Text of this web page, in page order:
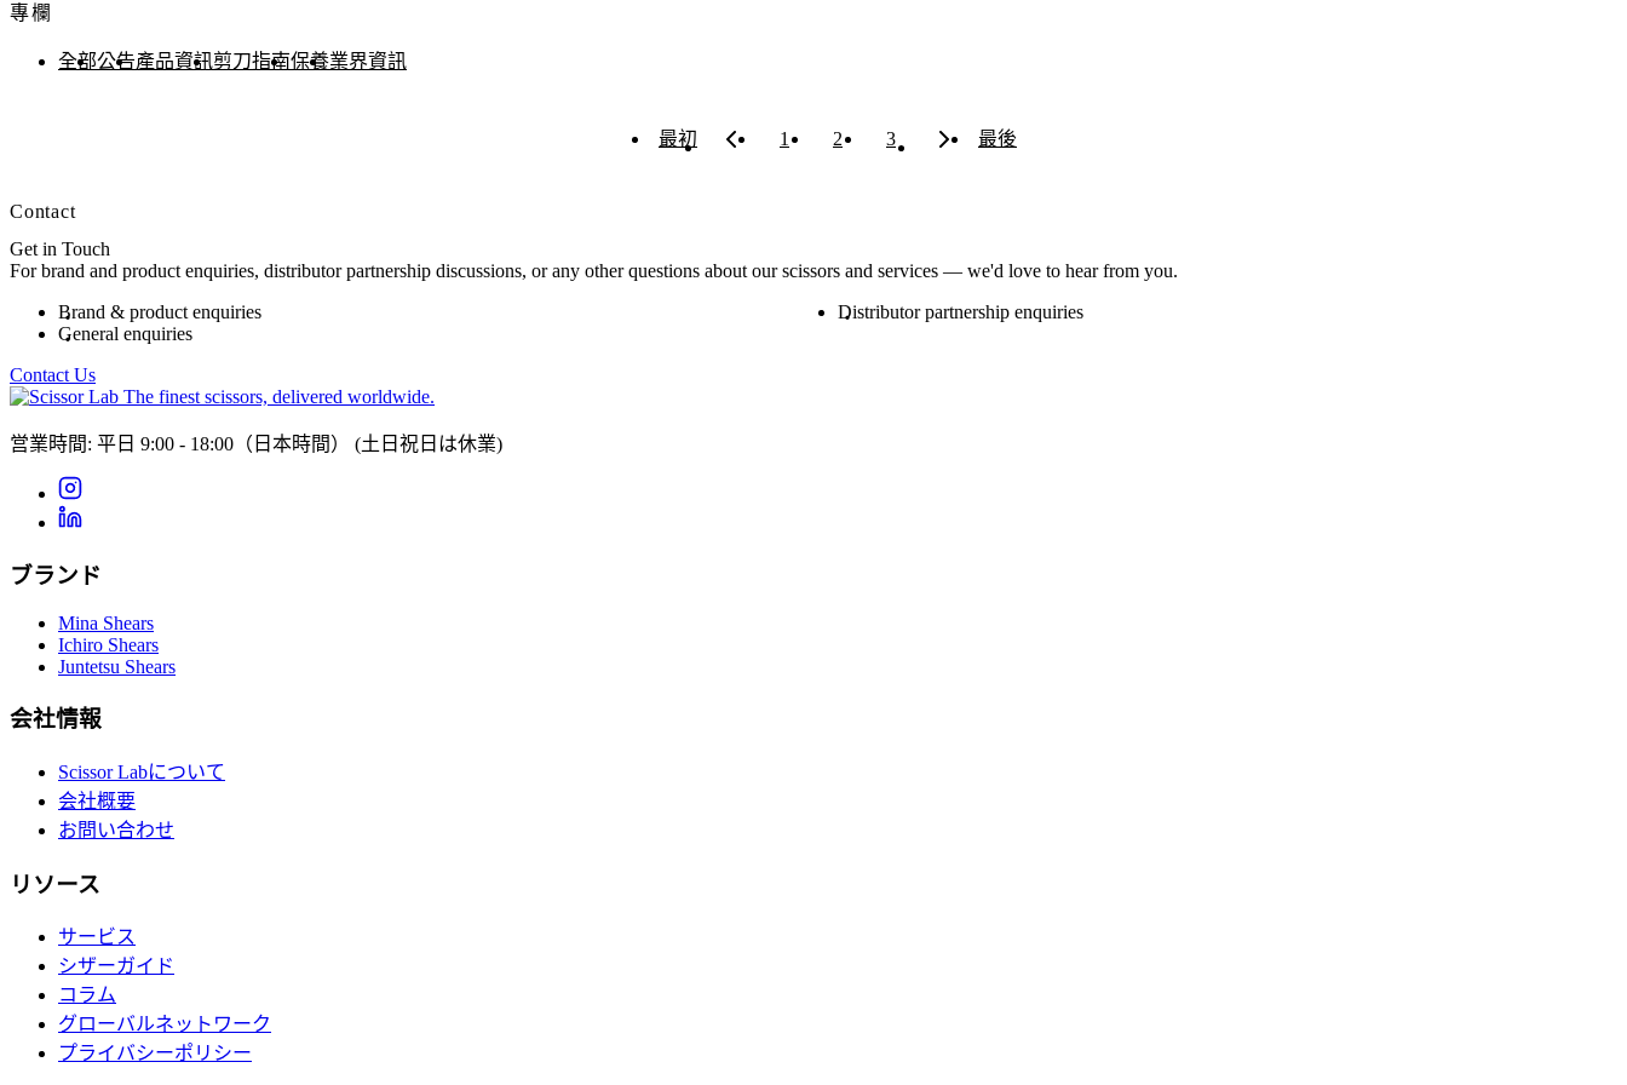
專欄
全部公告產品資訊剪刀指南保養業界資訊
最初 1 2 3 最後
Contact
Get in Touch
For brand and product enquiries, distributor partnership discussions, or any other questions about our scissors and services — we'd love to hear from you.
Brand & product enquiries
Distributor partnership enquiries
General enquiries
Contact Us
The finest scissors, delivered worldwide.
営業時間: 平日 9:00 - 18:00（日本時間） (土日祝日は休業)
ブランド
Mina Shears
Ichiro Shears
Juntetsu Shears
会社情報
Scissor Labについて
会社概要
お問い合わせ
リソース
サービス
シザーガイド
コラム
グローバルネットワーク
プライバシーポリシー